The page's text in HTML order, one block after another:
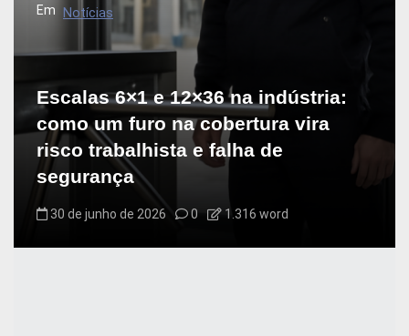
Em Notícias
Escalas 6×1 e 12×36 na indústria:
como um furo na cobertura vira
risco trabalhista e falha de
segurança
30 de junho de 2026 0 1.316 word